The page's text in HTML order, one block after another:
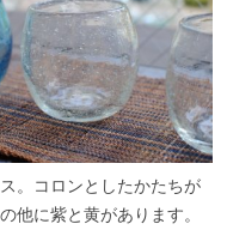
。コロンとしたかたちが
他に紫と黄があります。